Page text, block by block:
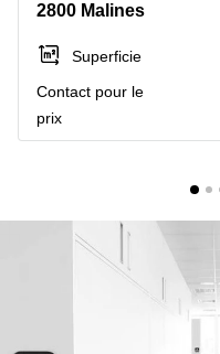
la
Neuve
Wallonie
Wavre
Centre
Anvers
Centre
d'affaires
Gand
Bruxelles
Coworking
2800 Malines
Superficie
Contact pour le
prix